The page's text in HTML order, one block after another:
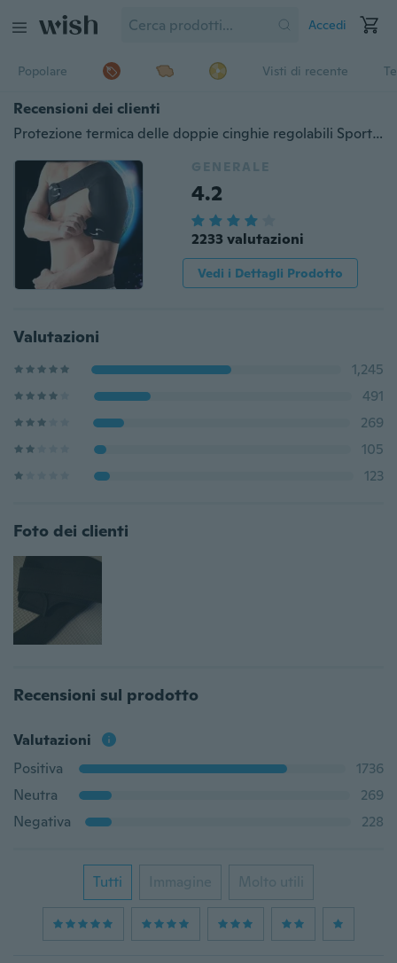
Accedi
Popolare Visti di recente
Recensioni dei clienti
Protezione termica delle doppie cinghie regolabili Sport Uomini e donne Cinghie monospalla Basket Badminton
GENERALE
4.2
2233 valutazioni
Vedi i Dettagli Prodotto
Valutazioni
1,245
491
269
105
123
Foto dei clienti
Recensioni sul prodotto
Valutazioni
Positiva
1736
Neutra
269
Negativa
228
Tutti Immagine Molto utili